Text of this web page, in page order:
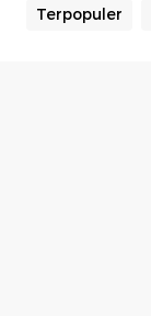
Terpopuler